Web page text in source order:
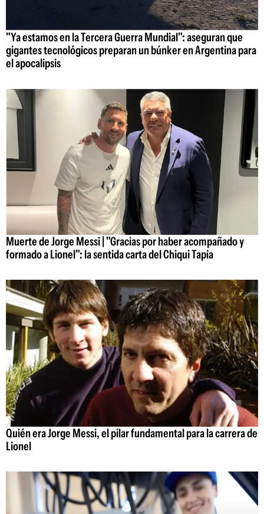
"Ya estamos en la Tercera Guerra Mundial": aseguran que
gigantes tecnológicos preparan un búnker en Argentina para
el apocalipsis
Muerte de Jorge Messi | "Gracias por haber acompañado y
formado a Lionel": la sentida carta del Chiqui Tapia
Quién era Jorge Messi, el pilar fundamental para la carrera de
Lionel